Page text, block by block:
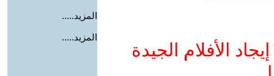
الأفلام الجيدة
المزيد.....
المزيد.....